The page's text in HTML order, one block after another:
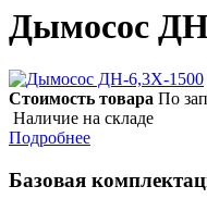
Дымосос
Стоимость товара По
Наличие на складе
Подробнее
Базовая